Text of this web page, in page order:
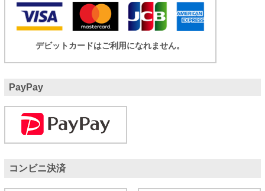
デビットカードはご利用になれません。
PayPay
コンビニ決済